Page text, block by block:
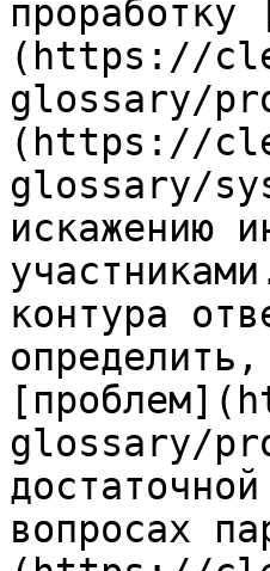
проработку
(https://
glossary/
(https://
glossary/
искажению
контура
glossary/
вопросах